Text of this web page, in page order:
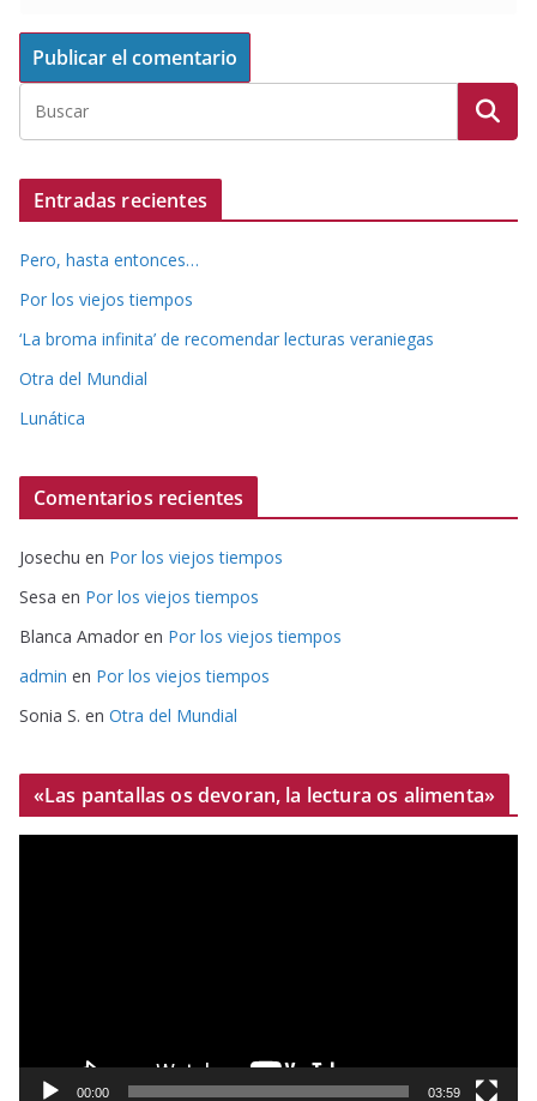
Entradas recientes
Pero, hasta entonces…
Por los viejos tiempos
‘La broma infinita’ de recomendar lecturas veraniegas
Otra del Mundial
Lunática
Comentarios recientes
Josechu en Por los viejos tiempos
Sesa en Por los viejos tiempos
Blanca Amador en Por los viejos tiempos
admin en Por los viejos tiempos
Sonia S. en Otra del Mundial
«Las pantallas os devoran, la lectura os alimenta»
00:00 03:59